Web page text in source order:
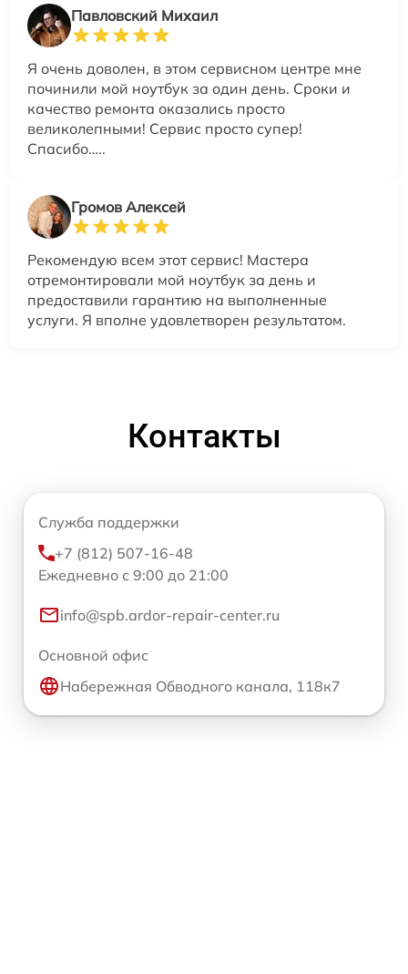
Павловский Михаил
Я очень доволен, в этом сервисном центре мне
починили мой ноутбук за один день. Сроки и
качество ремонта оказались просто
великолепными! Сервис просто супер!
Спасибо…..
Громов Алексей
Рекомендую всем этот сервис! Мастера
отремонтировали мой ноутбук за день и
предоставили гарантию на выполненные
услуги. Я вполне удовлетворен результатом.
Контакты
Служба поддержки
+7 (812) 507-16-48
Ежедневно с 9:00 до 21:00
info@spb.ardor-repair-center.ru
Основной офис
Набережная Обводного канала, 118к7